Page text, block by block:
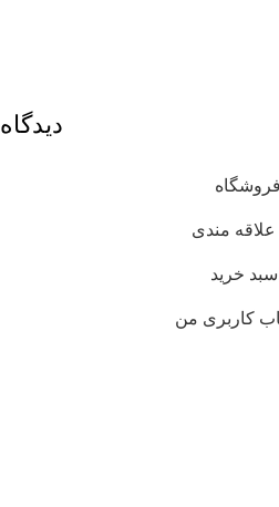
دیدگاه
فروشگاه
علاقه مندی
سبد خرید
کاربری من